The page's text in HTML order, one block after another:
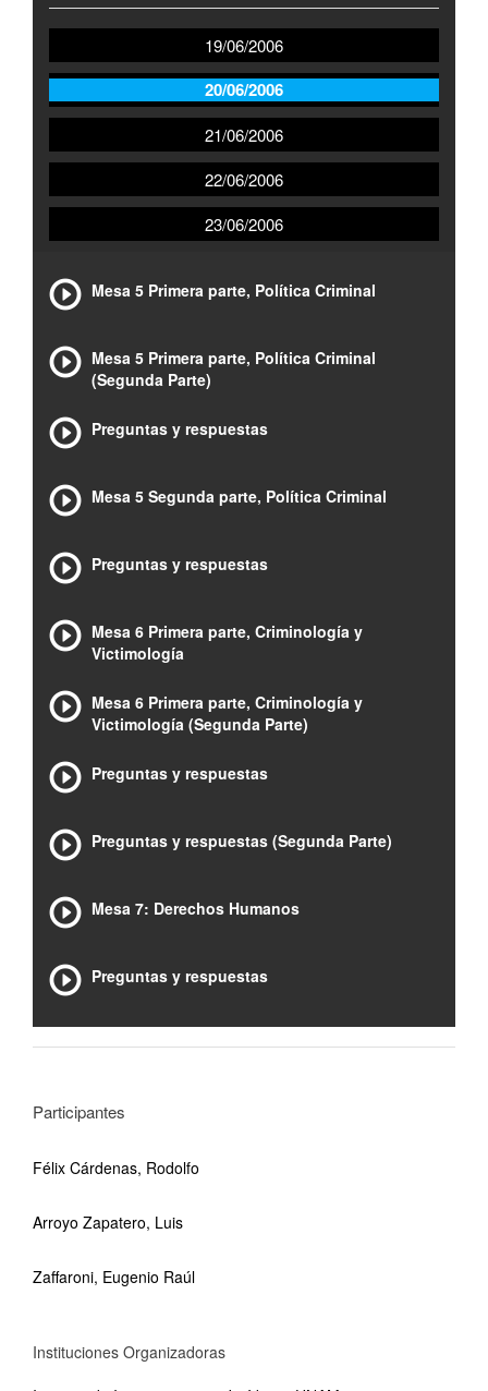
19/06/2006
20/06/2006
21/06/2006
22/06/2006
23/06/2006
Mesa 5 Primera parte, Política Criminal
Mesa 5 Primera parte, Política Criminal
(Segunda Parte)
Preguntas y respuestas
Mesa 5 Segunda parte, Política Criminal
Preguntas y respuestas
Mesa 6 Primera parte, Criminología y
Victimología
Mesa 6 Primera parte, Criminología y
Victimología (Segunda Parte)
Preguntas y respuestas
Preguntas y respuestas (Segunda Parte)
Mesa 7: Derechos Humanos
Preguntas y respuestas
Participantes
Félix Cárdenas, Rodolfo
Arroyo Zapatero, Luis
Zaffaroni, Eugenio Raúl
Instituciones Organizadoras